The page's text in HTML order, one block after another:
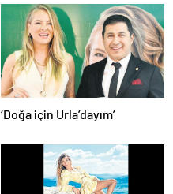
‘Doğa için Urla’dayım’